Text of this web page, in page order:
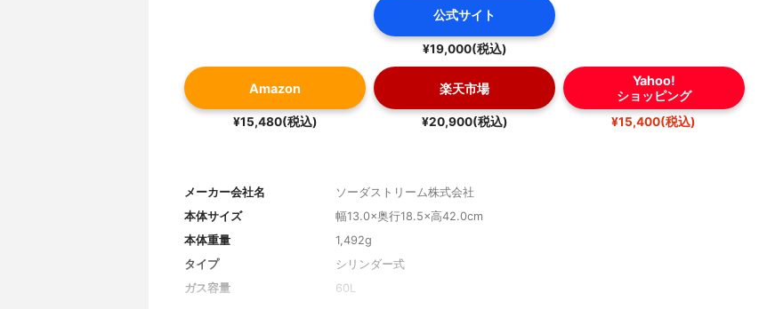
公式サイト
¥19,000(税込)
Amazon
¥15,480(税込)
楽天市場
¥20,900(税込)
Yahoo!
ショッピング
¥15,400(税込)
メーカー会社名
ソーダストリーム株式会社
本体サイズ
幅13.0×奥行18.5×高42.0cm
本体重量
1,492g
タイプ
シリンダー式
ガス容量
60L